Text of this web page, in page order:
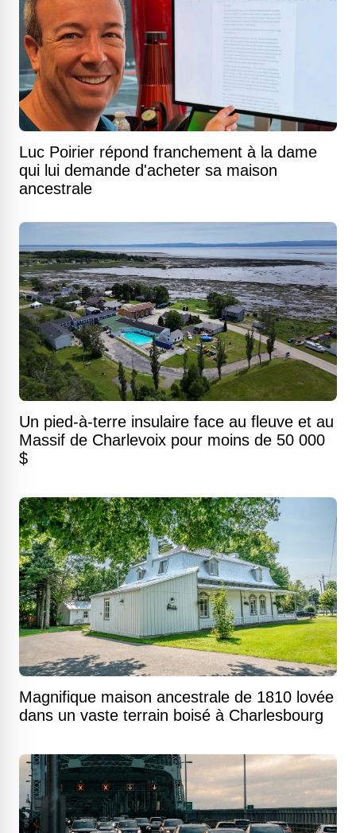
Luc Poirier répond franchement à la dame
qui lui demande d'acheter sa maison
ancestrale
Un pied-à-terre insulaire face au fleuve et au
Massif de Charlevoix pour moins de 50 000
$
Magnifique maison ancestrale de 1810 lovée
dans un vaste terrain boisé à Charlesbourg